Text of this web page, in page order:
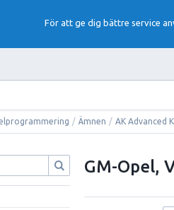
För att ge dig bättre service
/ Ämnen / AK Advanced
GM-Opel,